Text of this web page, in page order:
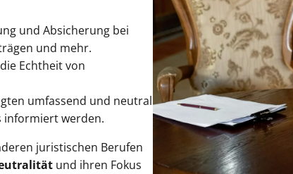
und Absicherung bei
und mehr.
Echtheit von
umfassend und neutral
informiert werden.
juristischen Berufen
und ihren Fokus